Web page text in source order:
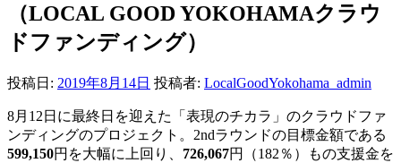
（LOCAL GOOD YOKOHAMAクラウ
ドファンディング）
投稿日: 2019年8月14日 投稿者: LocalGoodYokohama_admin
8月12日に最終日を迎えた「表現のチカラ」のクラウドファ
ンディングのプロジェクト。2ndラウンドの目標金額である
599,150円を大幅に上回り、 726,067円（182％）もの支援金を